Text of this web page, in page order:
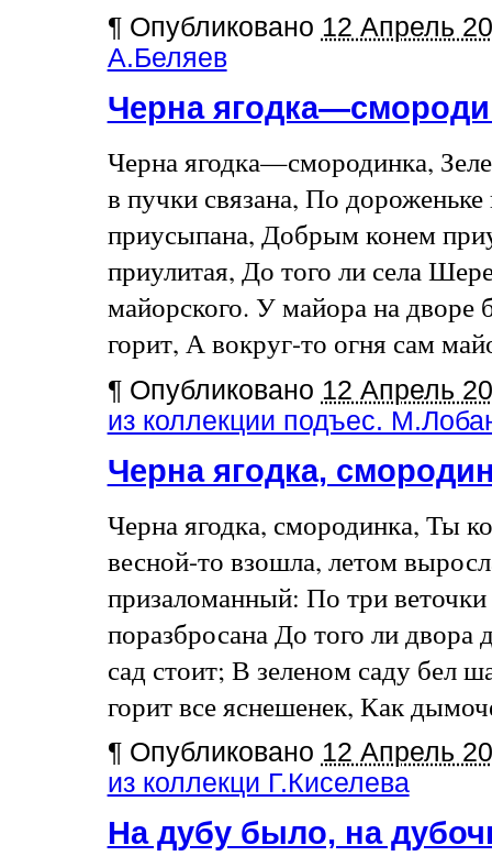
¶ Опубликовано 12 Апрель
А.Беляев
Черна
Черна ягодка—смородинка,
в пучки связана, По
приусыпана, Добрым конем
приулитая, До того ли села
майорского. У майора на дворе
горит, А вокруг-то огня сам
¶ Опубликовано 12 Апрель
из коллекции подъес.
Черна ягодка,
Черна ягодка, смородинка, Ты
весной-то взошла, летом
призаломанный: По три
поразбросана До того ли
сад стоит; В зеленом саду бел
горит все яснешенек, Как
¶ Опубликовано 12 Апрель
из коллекци Г.Киселева
На дубу было, на